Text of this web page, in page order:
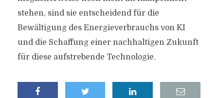
stehen, sind sie entscheidend für die
Bewältigung des Energieverbrauchs von KI
und die Schaffung einer nachhaltigen Zukunft
für diese aufstrebende Technologie.